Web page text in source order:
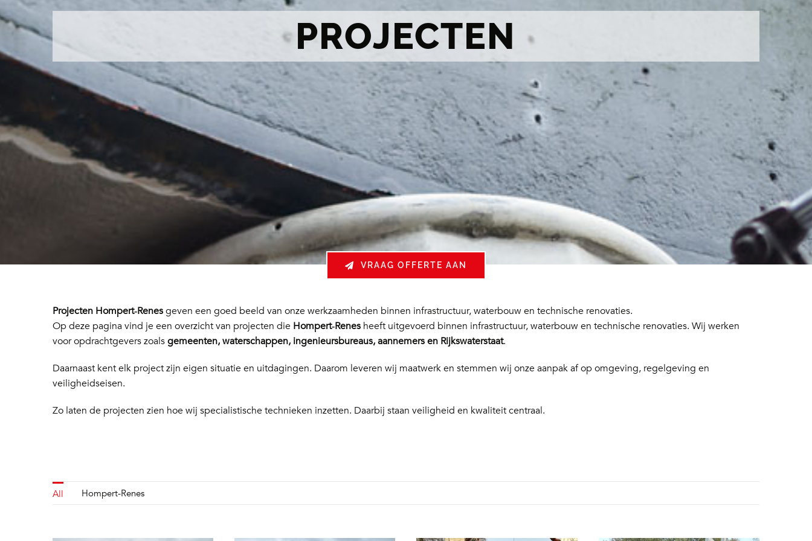
PROJECTEN
VRAAG OFFERTE AAN
Projecten Hompert‑Renesgeven een goed beeld van onze werkzaamheden binnen infrastructuur, waterbouw en technische renovaties.
Op deze pagina vind je een overzicht van projecten die Hompert‑Renesheeft uitgevoerd binnen infrastructuur, waterbouw en technische renovaties. Wij werken
voor opdrachtgevers zoalsgemeenten, waterschappen, ingenieursbureaus, aannemers en Rijkswaterstaat.
Daarnaast kent elk project zijn eigen situatie en uitdagingen. Daarom leveren wij maatwerk en stemmen wij onze aanpak af op omgeving, regelgeving en
veiligheidseisen.
Zo laten de projecten zien hoe wij specialistische technieken inzetten. Daarbij staan veiligheid en kwaliteit centraal.
All Hompert-Renes